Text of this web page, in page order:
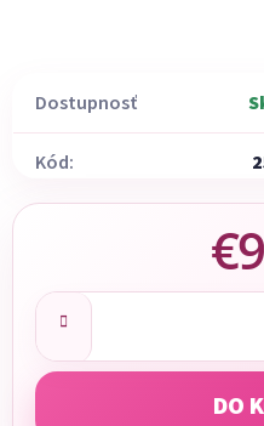
Dostupnosť
Kód:
DO